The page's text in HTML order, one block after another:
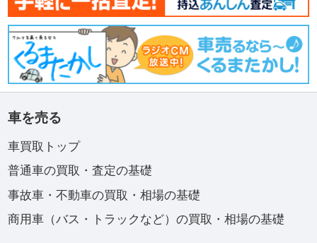
車を売る
車買取トップ
普通車の買取・査定の基礎
事故車・不動車の買取・相場の基礎
商用車（バス・トラックなど）の買取・相場の基礎